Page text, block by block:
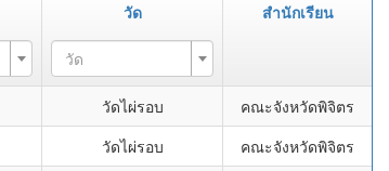
วัด สำนักเรียน
วัด
วัดไผ่รอบ
คณะจังหวัดพิจิตร
วัดไผ่รอบ
คณะจังหวัดพิจิตร